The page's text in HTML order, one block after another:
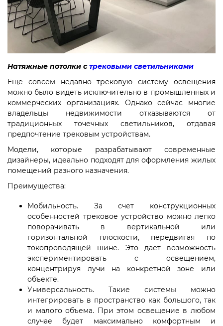
Натяжные потолки стрековыми светильниками
Еще совсем недавно трековую систему освещения
можно было видеть исключительно в промышленных и
коммерческих организациях. Однако сейчас многие
владельцы недвижимости отказываются от
традиционных точечных светильников, отдавая
предпочтение трековым устройствам.
Модели, которые разрабатывают современные
дизайнеры, идеально подходят для оформления жилых
помещений разного назначения.
Преимущества:
Мобильность. За счет конструкционных
особенностей трековое устройство можно легко
поворачивать в вертикальной или
горизонтальной плоскости, передвигая по
токопроводящей шине. Это дает возможность
экспериментировать с освещением,
концентрируя лучи на конкретной зоне или
объекте.
Универсальность. Такие системы можно
интегрировать в пространство как большого, так
и малого объема. При этом освещение в любом
случае будет максимально комфортным и